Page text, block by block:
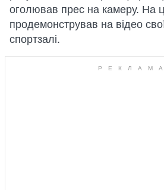
оголював прес на камеру. На
продемонстрував на відео
спортзалі.